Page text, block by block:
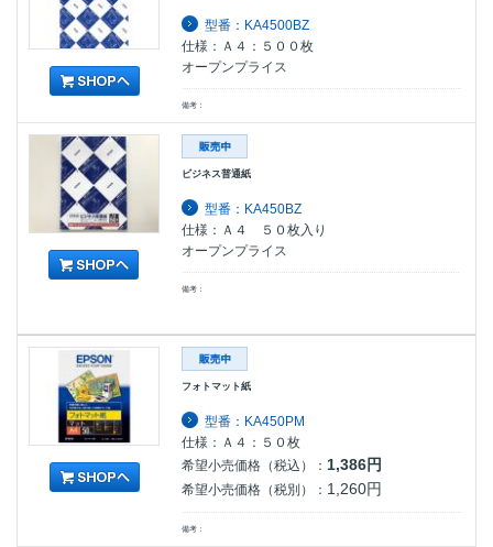
型番：KA4500BZ
仕様：Ａ４：５００枚
オープンプライス
備考：
ビジネス普通紙
型番：KA450BZ
仕様：Ａ４ ５０枚入り
オープンプライス
備考：
フォトマット紙
型番：KA450PM
仕様：Ａ４：５０枚
希望小売価格（税込）：1,386円
希望小売価格（税別）： 1,260円
備考：